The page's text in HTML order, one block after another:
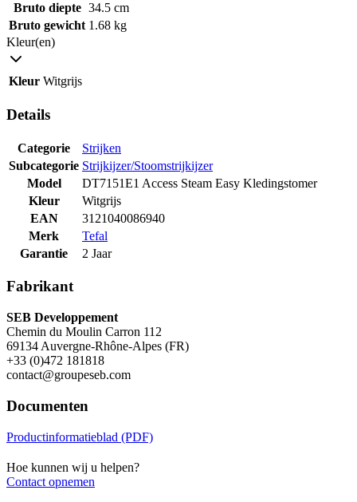
Bruto diepte 34.5 cm
Bruto gewicht 1.68 kg
Kleur(en)
Kleur Witgrijs
Details
Categorie
Strijken
Subcategorie Strijkijzer/Stoomstrijkijzer
Model
DT7151E1 Access Steam Easy Kledingstomer
Kleur
Witgrijs
EAN
3121040086940
Merk
Tefal
Garantie
2 Jaar
Fabrikant
SEB Developpement
Chemin du Moulin Carron 112
69134 Auvergne-Rhône-Alpes (FR)
+33 (0)472 181818
contact@groupeseb.com
Documenten
Productinformatieblad (PDF)
Hoe kunnen wij u helpen?
Contact opnemen